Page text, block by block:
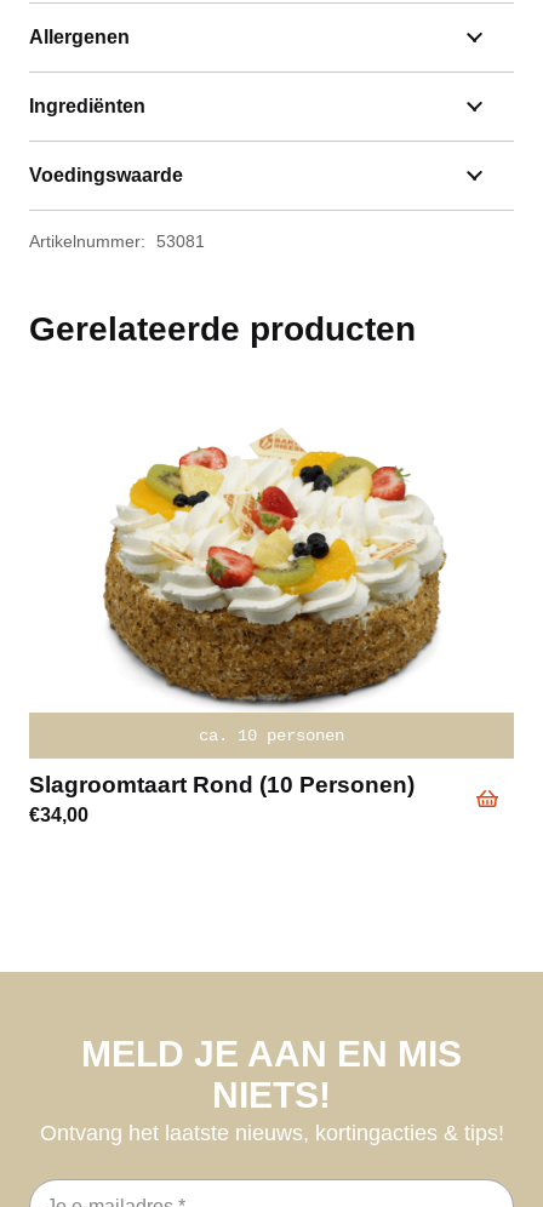
Allergenen
Ingrediënten
Voedingswaarde
Artikelnummer: 53081
Gerelateerde producten
ca. 10 personen
Slagroomtaart Rond (10 Personen)
€34,00
MELD JE AAN EN MIS
NIETS!
Ontvang het laatste nieuws, kortingacties & tips!
E-